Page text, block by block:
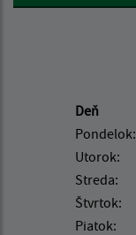
Deň
Pondelok:
Utorok:
Streda:
Štvrtok:
Piatok: